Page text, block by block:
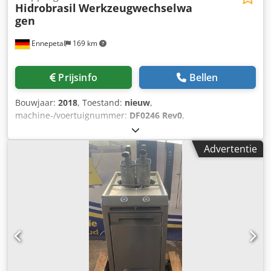
Ennepetal 169 km
Hidrobrasil Werkzeugwechselwa
gen
Prijsinfo Bellen
Bouwjaar: 2018, Toestand: nieuw,
machine-/voertuignummer: DF0246 Rev0,
Gereedschapswisselwagen – Fabrikant Hidrobrasil – 20 t
draagvermogen Te koop aangeboden wordt een
gereedschapswisselwagen van het merk Hidrobrasil met
een maximaal draagvermogen van 20 ton. De wagen is
ontworpen voor het veilig en efficiënt wisselen van
gereedschappen aan persen en werktuigmachines. Dankzij
de hydraulisch instelbare werkhoogte en de verstelbare
breedte kan de wagen flexibel worden aangepast aan
verschillende gereedschapsafmetingen en biedt daarmee
comfortabel en veilig hanteren van zware gereedschappen
in een productieomgeving. ==== Technische specificaties +
informatie: Gereedschapswisselwagen Hidrobrasil ====
Advertentie